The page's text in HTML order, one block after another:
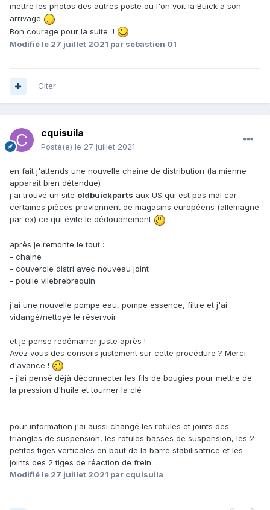
mettre les photos des autres poste ou l'on voit la Buick a son
arrivage
Bon courage pour la suite !
Modifié le 27 juillet 2021 par sebastien 01
Citer
cquisuila
Posté(e) le 27 juillet 2021
en fait j'attends une nouvelle chaine de distribution (la mienne
apparait bien détendue)
j'ai trouvé un site oldbuickparts aux US qui est pas mal car
certaines pièces proviennent de magasins européens (allemagne
par ex) ce qui évite le dédouanement
après je remonte le tout :
- chaine
- couvercle distri avec nouveau joint
- poulie vilebrebrequin
j'ai une nouvelle pompe eau, pompe essence, filtre et j'ai
vidangé/nettoyé le réservoir
et je pense redémarrer juste après !
Avez vous des conseils justement sur cette procédure ? Merci
d'avance !
- j'ai pensé déjà déconnecter les fils de bougies pour mettre de
la pression d'huile et tourner la clé
pour information j'ai aussi changé les rotules et joints des
triangles de suspension, les rotules basses de suspension, les 2
petites tiges verticales en bout de la barre stabilisatrice et les
joints des 2 tiges de réaction de frein
Modifié le 27 juillet 2021 par cquisuila